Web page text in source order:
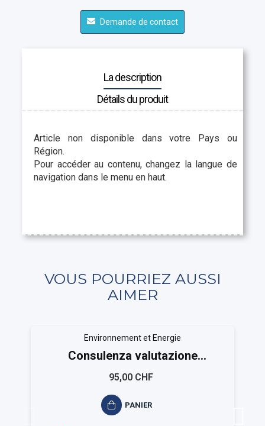
Demande de contact
La description
Détails du produit
Article non disponible dans votre Pays ou
Région.
Pour accéder au contenu, changez la langue de
navigation dans le menu en haut.
VOUS POURRIEZ AUSSI
AIMER
Environnement et Energie
Consulenza valutazione
ambientale ISO 14025
95,00 CHF
PANIER